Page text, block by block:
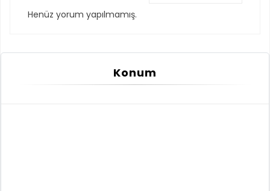
Henüz yorum yapılmamış.
Konum